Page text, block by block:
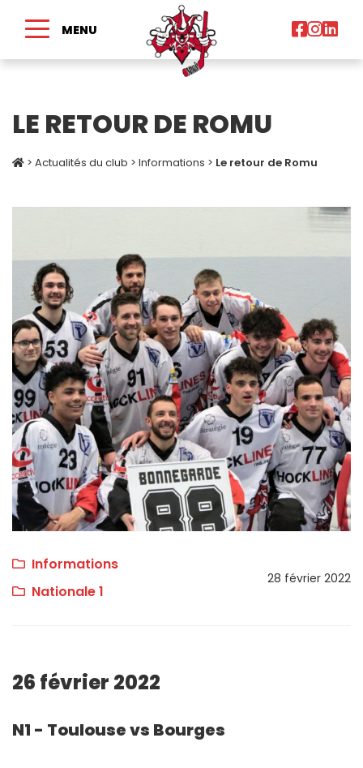
MENU
LE RETOUR DE ROMU
> Actualités du club > Informations > Le retour de Romu
Informations
Nationale 1
28 février 2022
26 février 2022
N1 - Toulouse vs Bourges